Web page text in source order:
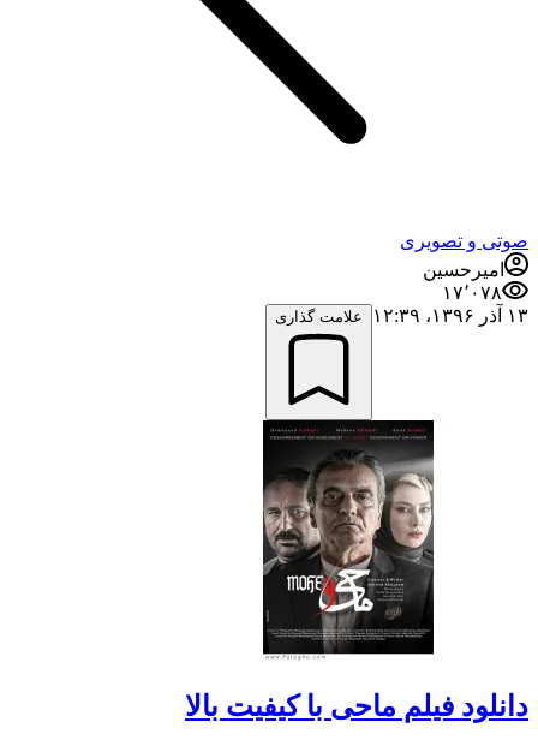
صوتی و تصویری
امیرحسین
۱۷٬۰۷۸
۱۳ آذر ۱۳۹۶،‏ ۱۲:۳۹
علامت گذاری
دانلود فیلم ماحی با کیفیت بالا